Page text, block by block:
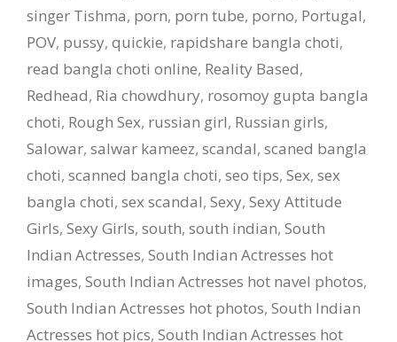
singer Tishma, porn, porn tube, porno, Portugal,
POV, pussy, quickie, rapidshare bangla choti,
read bangla choti online, Reality Based,
Redhead, Ria chowdhury, rosomoy gupta bangla
choti, Rough Sex, russian girl, Russian girls,
Salowar, salwar kameez, scandal, scaned bangla
choti, scanned bangla choti, seo tips, Sex, sex
bangla choti, sex scandal, Sexy, Sexy Attitude
Girls, Sexy Girls, south, south indian, South
Indian Actresses, South Indian Actresses hot
images, South Indian Actresses hot navel photos,
South Indian Actresses hot photos, South Indian
Actresses hot pics, South Indian Actresses hot